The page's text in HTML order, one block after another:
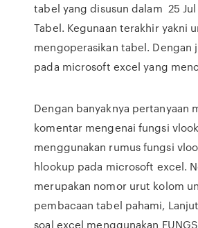
tabel yang disusun dalam 25 Jul
Tabel. Kegunaan terakhir yakni
mengoperasikan tabel. Dengan
pada microsoft excel yang
Dengan banyaknya pertanyaan
komentar mengenai fungsi
menggunakan rumus fungsi
hlookup pada microsoft excel.
merupakan nomor urut kolom
pembacaan tabel pahami,
soal excel menggunakan